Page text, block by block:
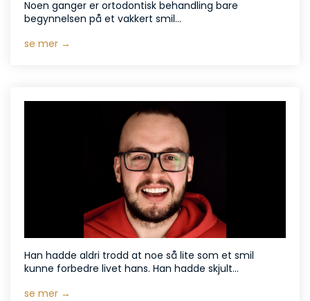
Noen ganger er ortodontisk behandling bare
begynnelsen på et vakkert smil...
se mer →
Han hadde aldri trodd at noe så lite som et smil
kunne forbedre livet hans. Han hadde skjult...
se mer →